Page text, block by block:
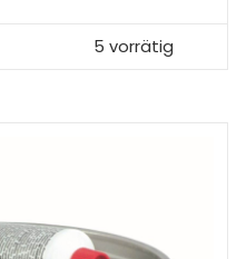
5 vorrätig